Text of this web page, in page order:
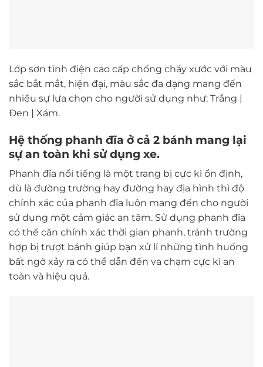
Lớp sơn tĩnh điện cao cấp chống chầy xước với màu
sắc bắt mắt, hiện đại, màu sắc đa dạng mang đến
nhiều sự lựa chọn cho người sử dụng như: Trắng |
Đen | Xám.
Hệ thống phanh đĩa ở cả 2 bánh mang lại
sự an toàn khi sử dụng xe.
Phanh đĩa nổi tiếng là một trang bị cực kì ổn định,
dù là đường trường hay đường hay địa hình thì độ
chính xác của phanh đĩa luôn mang đến cho người
sử dụng một cảm giác an tâm. Sử dụng phanh đĩa
có thể căn chính xác thời gian phanh, tránh trường
hợp bị trượt bánh giúp bạn xử lí những tình huống
bất ngờ xảy ra có thể dẫn đến va chạm cực kì an
toàn và hiệu quả.